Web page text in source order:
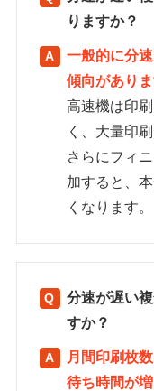
りますか？
一般的に分
傾向があり
高速機は印
く、大量印
さらにフィ
加すると、
くなります。
分速が遅い
すか？
月間印刷枚
待ち時間が